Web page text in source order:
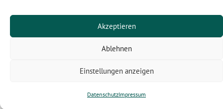
Akzeptieren
Ablehnen
Einstellungen anzeigen
DatenschutzImpressum